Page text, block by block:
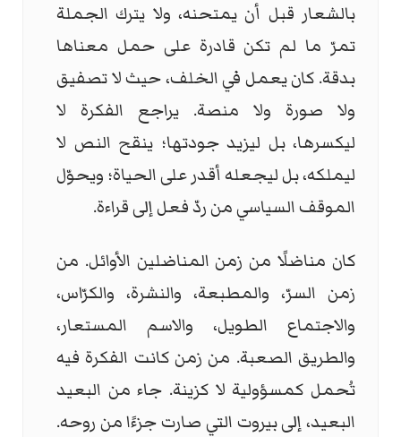
بالشعار قبل أن يمتحنه، ولا يترك الجملة
تمرّ ما لم تكن قادرة على حمل معناها
بدقة. كان يعمل في الخلف، حيث لا تصفيق
ولا صورة ولا منصة. يراجع الفكرة لا
ليكسرها، بل ليزيد جودتها؛ ينقح النص لا
ليملكه، بل ليجعله أقدر على الحياة؛ ويحوّل
الموقف السياسي من ردّ فعل إلى قراءة.
كان مناضلًا من زمن المناضلين الأوائل. من
زمن السرّ، والمطبعة، والنشرة، والكرّاس،
والاجتماع الطويل، والاسم المستعار،
والطريق الصعبة. من زمن كانت الفكرة فيه
تُحمل كمسؤولية لا كزينة. جاء من البعيد
البعيد، إلى بيروت التي صارت جزءًا من روحه.